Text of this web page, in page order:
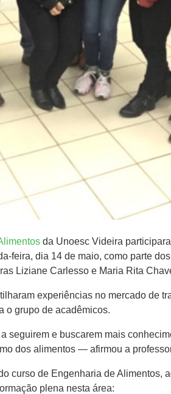
da Unoesc Videira
feira​, dia​ 14​ de maio, como parte
Liziane Carlesso e Maria Rita
experiências no mercado de
o grupo de acadêmicos.
e buscarem mais
dos alimentos — afirmou a
curso de Engenharia de Alimentos​,​
plena nesta área​: